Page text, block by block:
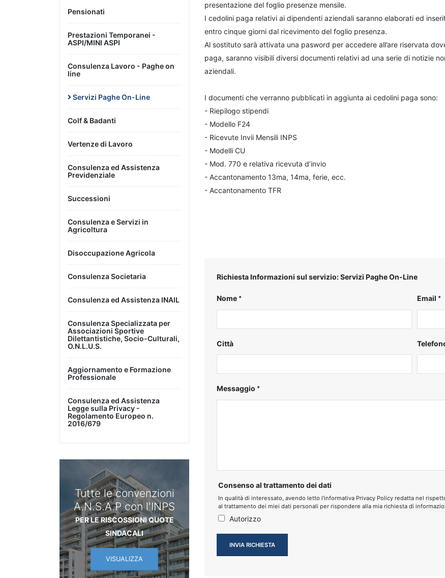
Pensionati
Prestazioni Temporanei -
ASPI/MINI ASPI
Consulenza Lavoro - Paghe on
line
Servizi Paghe On-Line
Colf & Badanti
Vertenze di Lavoro
Consulenza ed Assistenza
Previdenziale
Successioni
Consulenza e Servizi in
Agricoltura
Disoccupazione Agricola
Consulenza Societaria
Consulenza ed Assistenza INAIL
Consulenza Specializzata per
Associazioni Sportive
Dilettantistiche, Socio-Culturali,
O.N.L.U.S.
Aggiornamento e Formazione
Professionale
Consulenza ed Assistenza
Legge sulla Privacy -
Regolamento Europeo n.
2016/679
Tutte le convenzioni
A.N.S.A.P con l'INPS
PER LE RISCOSSIONI QUOTE
SINDACALI
VISUALIZZA
presentazione del foglio presenze mensile.
I cedolini paga relativi ai dipendenti aziendali saranno elaborati ed
entro cinque giorni dal ricevimento del foglio presenza.
Al sostituto sarà attivata una pasword per accedere all’are riservata
paga, saranno visibili diversi documenti relativi ad una serie di notizie
aziendali.
I documenti che verranno pubblicati in aggiunta ai cedolini paga sono:
- Riepilogo stipendi
- Modello F24
- Ricevute Invii Mensili INPS
- Modelli CU
- Mod. 770 e relativa ricevuta d’invio
- Accantonamento 13ma, 14ma, ferie, ecc.
- Accantonamento TFR
Richiesta Informazioni sul servizio: Servizi Paghe On-Line
Nome Email
Città
Messaggio
Consenso al trattamento dei dati
In qualità di interessato, avendo letto l'informativa Privacy Policy redatta nel
al trattamento dei miei dati personali per rispondere alla mia richiesta di
Autorizzo